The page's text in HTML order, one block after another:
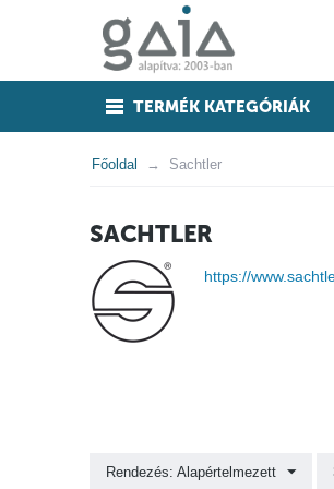
TERMÉK KATEGÓRIÁK
Főoldal Sachtler
SACHTLER
https://
Rendezés: Alapértelmezett